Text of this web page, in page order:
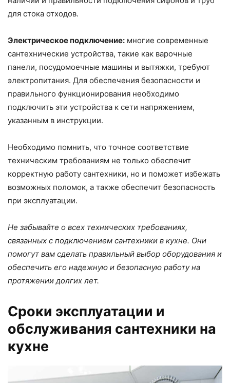
для стока отходов.
Электрическое подключение: многие современные
сантехнические устройства, такие как варочные
панели, посудомоечные машины и вытяжки, требуют
электропитания. Для обеспечения безопасности и
правильного функционирования необходимо
подключить эти устройства к сети напряжением,
указанным в инструкции.
Необходимо помнить, что точное соответствие
техническим требованиям не только обеспечит
корректную работу сантехники, но и поможет избежать
возможных поломок, а также обеспечит безопасность
при эксплуатации.
Не забывайте о всех технических требованиях,
связанных с подключением сантехники в кухне. Они
помогут вам сделать правильный выбор оборудования и
обеспечить его надежную и безопасную работу на
протяжении долгих лет.
Сроки эксплуатации и
обслуживания сантехники на
кухне